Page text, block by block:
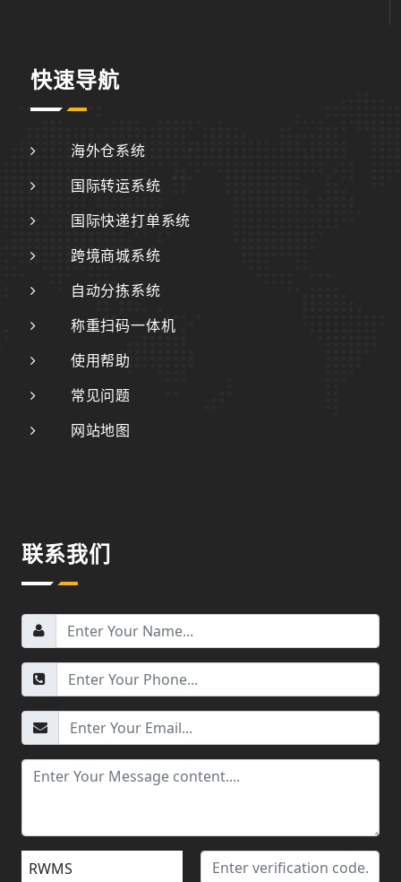
快速导航
海外仓系统
国际转运系统
国际快递打单系统
跨境商城系统
自动分拣系统
称重扫码一体机
使用帮助
常见问题
网站地图
联系我们
RWMS